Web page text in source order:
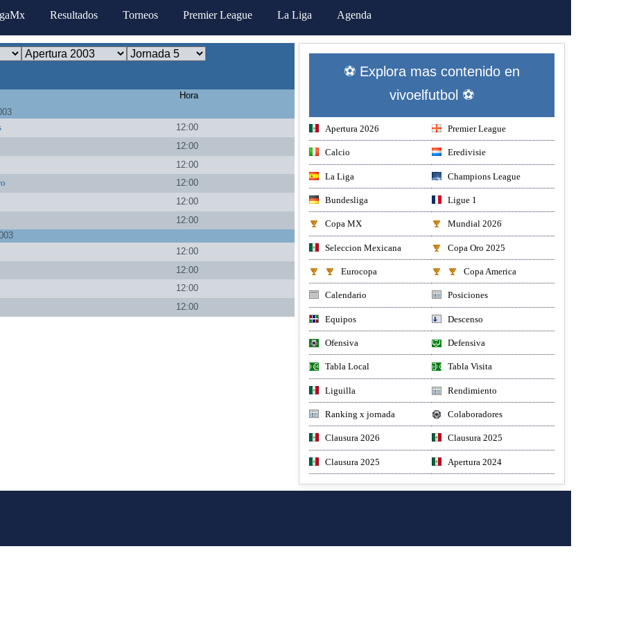
Resultados Torneos Premier League La Liga Agenda
Hora
12:00
12:00
12:00
12:00
12:00
12:00
12:00
12:00
12:00
12:00
⚽ Explora mas contenido en
vivoelfutbol ⚽
Apertura 2026 Premier League
Calcio Eredivisie
La Liga Champions League
Bundesliga Ligue 1
Copa MX Mundial 2026
Seleccion Mexicana Copa Oro 2025
Eurocopa Copa America
Calendario Posiciones
Equipos Descenso
Ofensiva Defensiva
Tabla Local Tabla Visita
Liguilla Rendimiento
Ranking x jornada Colaboradores
Clausura 2026 Clausura 2025
Clausura 2025 Apertura 2024